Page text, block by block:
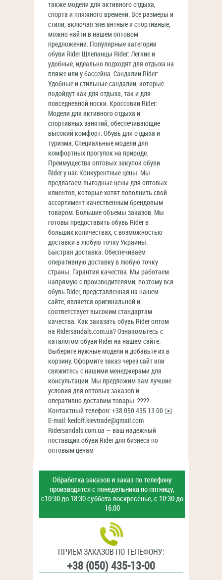
также модели для активного отдыха,
спорта и пляжного времени. Все размеры и
стили, включая элегантные и спортивные,
можно найти в нашем оптовом
предложении. Популярные категории
обуви Rider Шлепанцы Rider: Легкие и
удобные, идеально подходят для отдыха на
пляже или у бассейна. Сандалии Rider:
Удобные и стильные сандалии, которые
подойдут как для отдыха, так и для
повседневной носки. Кроссовки Rider:
Модели для активного отдыха и
спортивных занятий, обеспечивающие
высокий комфорт. Обувь для отдыха и
туризма: Специальные модели для
комфортных прогулок на природе.
Преимущества оптовых закупок обуви
Rider у нас Конкурентные цены. Мы
предлагаем выгодные цены для оптовых
клиентов, которые хотят пополнить свой
ассортимент качественным брендовым
товаром. Большие объемы заказов. Мы
готовы предоставить обувь Rider в
больших количествах, с возможностью
доставки в любую точку Украины.
Быстрая доставка. Обеспечиваем
оперативную доставку в любую точку
страны. Гарантия качества. Мы работаем
напрямую с производителями, поэтому вся
обувь Rider, представленная на нашем
сайте, является оригинальной и
соответствует высоким стандартам
качества. Как заказать обувь Rider оптом
на Ridersandals.com.ua? Ознакомьтесь с
каталогом обуви Rider на нашем сайте.
Выберите нужные модели и добавьте их в
корзину. Оформите заказ через сайт или
свяжитесь с нашими менеджерами для
консультации. Мы предложим вам лучшие
условия для оптовых заказов и
оперативно доставим товары. ????
Контактный телефон: +38 050 435 13 00 ✉️
E-mail: kedoff.kievtrade@gmail.com
Ridersandals.com.ua — ваш надежный
поставщик обуви Rider для бизнеса по
оптовым ценам
Обработка заказов и заказ по телефону
производятся с понедельника по пятницу,
с10:30 до 18:30суббота-воскресенье,с 10:30 до
16:00
ПРИЕМ ЗАКАЗОВ ПО ТЕЛЕФОНУ:
+38 (050) 435-13-00